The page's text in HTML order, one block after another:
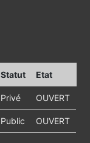
Statut Etat
Privé OUVERT
Public OUVERT